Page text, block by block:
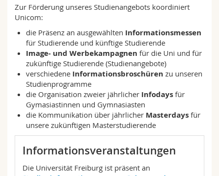
Math.-Nat. und Med. Fak.
Interfakultär
Mitarbeitende
Doktorierende
Webmail
Vorlesungsverzeichnis
MyUnifr
Zur Förderung unseres Studienangebots koordiniert
Unicom:
die Präsenz an ausgewählten Informationsmessen
für Studierende und künftige Studierende
Image- und Werbekampagnen für die Uni und für
zukünftige Studierende (Studienangebote)
verschiedeneInformationsbroschüren zu unseren
Studienprogramme
die Organisation zweier jährlicher Infodaysfür
Gymasiastinnen und Gymnasiasten
die Kommunikation über jährlicher Masterdaysfür
unsere zukünftigen Masterstudierende
Informationsveranstaltungen
Die Universität Freiburg ist präsent an